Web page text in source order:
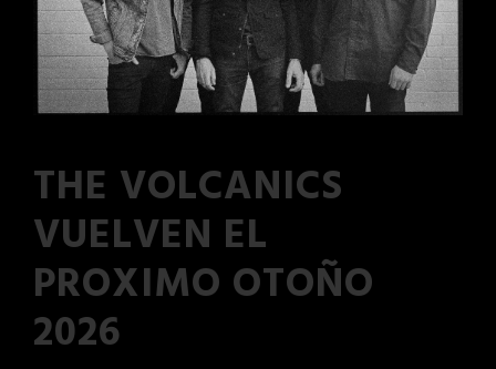
THE VOLCANICS
VUELVEN EL
PROXIMO OTOÑO
2026